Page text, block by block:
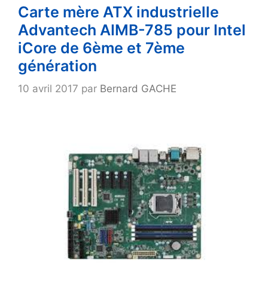
Carte mère ATX industrielle
Advantech AIMB-785 pour Intel
iCore de 6ème et 7ème
génération
10 avril 2017 par Bernard GACHE